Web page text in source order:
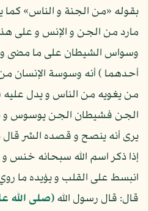
بقوله «من الجنة و الناس» كما
مارد من الجن و الإنس و على
وسواس الشيطان على ما مضى
أحدهما ) أنه وسوسة الإنسان
من يغويه من الناس و يدل
الجن فشيطان الجن يوسوس و
يرى أنه ينصح و قصده الشر
إذا ذكر اسم الله سبحانه خنس و
انبسط على القلب و يؤيده ما
قال: قال رسول الله(صلى الله